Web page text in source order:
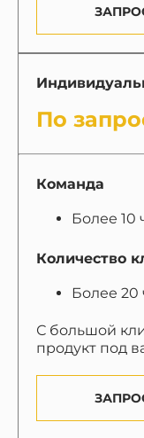
По
Команда
Более 10
Количество
Более 20
С большой
продукт под